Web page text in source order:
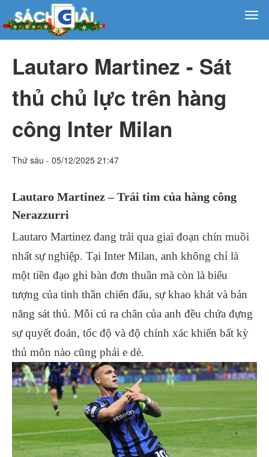
Lautaro Martinez - Sát
thủ chủ lực trên hàng
công Inter Milan
Thứ sáu - 05/12/2025 21:47
Lautaro Martinez – Trái tim của hàng công
Nerazzurri
Lautaro Martinez đang trải qua giai đoạn chín muồi
nhất sự nghiệp. Tại Inter Milan, anh không chỉ là
một tiền đạo ghi bàn đơn thuần mà còn là biểu
tượng của tinh thần chiến đấu, sự khao khát và bản
năng sát thủ. Mỗi cú ra chân của anh đều chứa đựng
sự quyết đoán, tốc độ và độ chính xác khiến bất kỳ
thủ môn nào cũng phải e dè.